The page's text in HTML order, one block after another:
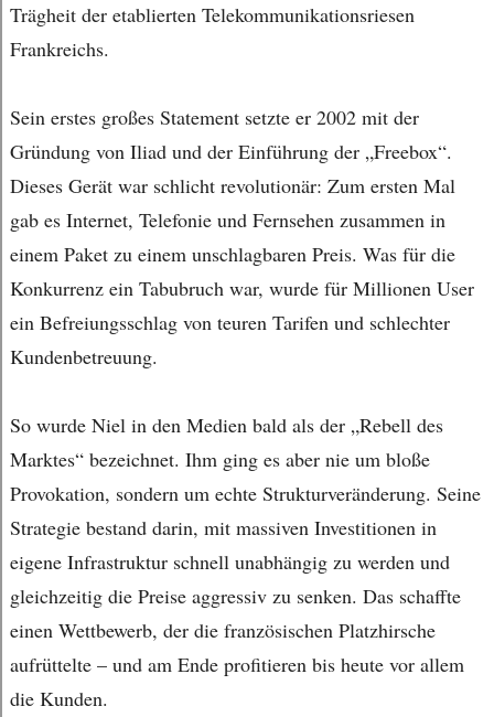
Trägheit der etablierten Telekommunikationsriesen
Frankreichs.
Sein erstes großes Statement setzte er 2002 mit der
Gründung von Iliad und der Einführung der „Freebox“.
Dieses Gerät war schlicht revolutionär: Zum ersten Mal
gab es Internet, Telefonie und Fernsehen zusammen in
einem Paket zu einem unschlagbaren Preis. Was für die
Konkurrenz ein Tabubruch war, wurde für Millionen User
ein Befreiungsschlag von teuren Tarifen und schlechter
Kundenbetreuung.
So wurde Niel in den Medien bald als der „Rebell des
Marktes“ bezeichnet. Ihm ging es aber nie um bloße
Provokation, sondern um echte Strukturveränderung. Seine
Strategie bestand darin, mit massiven Investitionen in
eigene Infrastruktur schnell unabhängig zu werden und
gleichzeitig die Preise aggressiv zu senken. Das schaffte
einen Wettbewerb, der die französischen Platzhirsche
aufrüttelte – und am Ende profitieren bis heute vor allem
die Kunden.